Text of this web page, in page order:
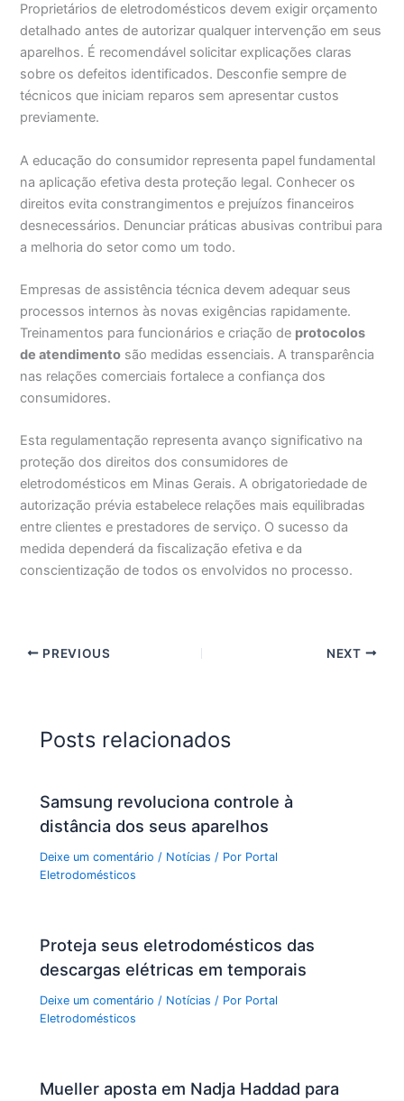
Proprietários de eletrodomésticos devem exigir orçamento
detalhado antes de autorizar qualquer intervenção em seus
aparelhos. É recomendável solicitar explicações claras
sobre os defeitos identificados. Desconfie sempre de
técnicos que iniciam reparos sem apresentar custos
previamente.
A educação do consumidor representa papel fundamental
na aplicação efetiva desta proteção legal. Conhecer os
direitos evita constrangimentos e prejuízos financeiros
desnecessários. Denunciar práticas abusivas contribui para
a melhoria do setor como um todo.
Empresas de assistência técnica devem adequar seus
processos internos às novas exigências rapidamente.
Treinamentos para funcionários e criação de protocolos
de atendimento são medidas essenciais. A transparência
nas relações comerciais fortalece a confiança dos
consumidores.
Esta regulamentação representa avanço significativo na
proteção dos direitos dos consumidores de
eletrodomésticos em Minas Gerais. A obrigatoriedade de
autorização prévia estabelece relações mais equilibradas
entre clientes e prestadores de serviço. O sucesso da
medida dependerá da fiscalização efetiva e da
conscientização de todos os envolvidos no processo.
PREVIOUS NEXT
Posts relacionados
Samsung revoluciona controle à
distância dos seus aparelhos
Deixe um comentário / Notícias / Por Portal
Eletrodomésticos
Proteja seus eletrodomésticos das
descargas elétricas em temporais
Deixe um comentário / Notícias / Por Portal
Eletrodomésticos
Mueller aposta em Nadja Haddad para